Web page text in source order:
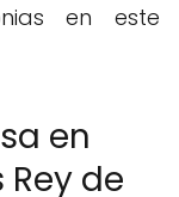
en este
en
Rey de